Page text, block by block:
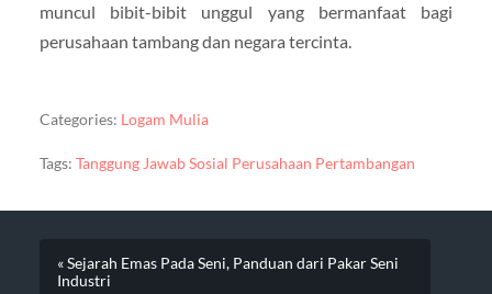
muncul bibit-bibit unggul yang bermanfaat bagi
perusahaan tambang dan negara tercinta.
Categories: Logam Mulia
Tags: Tanggung Jawab Sosial Perusahaan Pertambangan
« Sejarah Emas Pada Seni, Panduan dari Pakar Seni
Industri